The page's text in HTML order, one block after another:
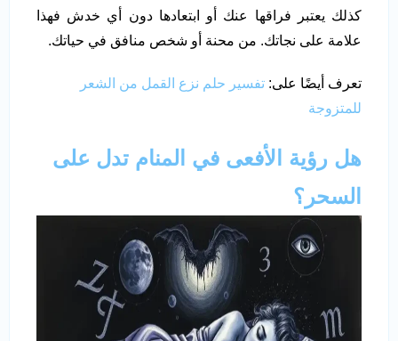
كذلك يعتبر فراقها عنك أو ابتعادها دون أي خدش فهذا
علامة على نجاتك. من محنة أو شخص منافق في حياتك.
تعرف أيضًا على: تفسير حلم نزع القمل من الشعر
للمتزوجة
هل رؤية الأفعى في المنام تدل على
السحر؟